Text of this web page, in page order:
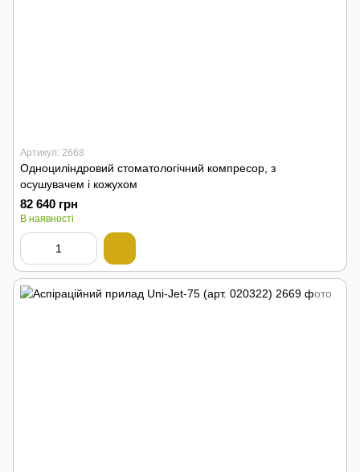
Артикул: 2668
Одноциліндровий стоматологічний компресор, з
осушувачем і кожухом
82 640 грн
В наявності